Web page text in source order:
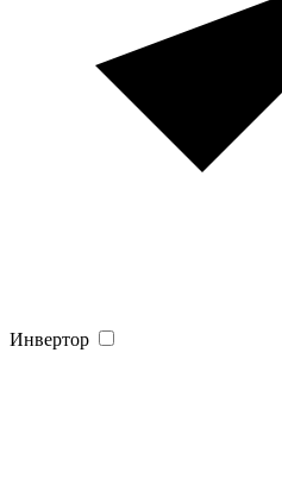
Инвертор